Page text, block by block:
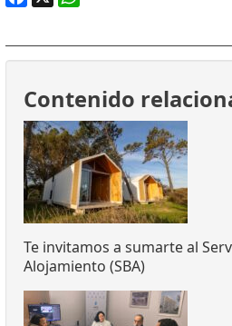
Contenido
Te invitamos a sumarte al
Alojamiento (SBA)